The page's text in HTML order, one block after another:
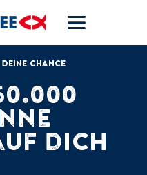
Chance
dich